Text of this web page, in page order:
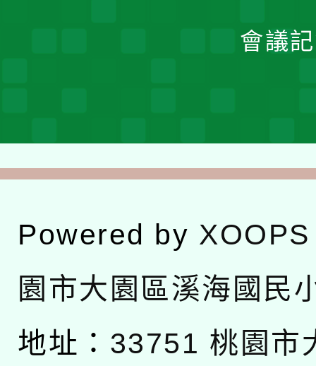
會議
Powered by XOOPS
園市大園區溪海國民
地址： 33751 桃園市